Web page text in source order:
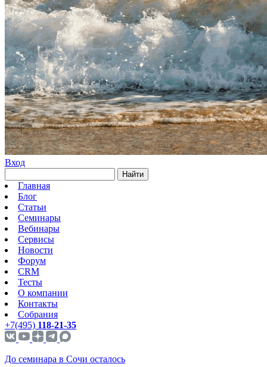
Вход
Найти
Главная
Блог
Статьи
Семинары
Вебинары
Сервисы
Новости
Форум
CRM
Тесты
О компании
Контакты
Собрания
+7(495) 118-21-35
До семинара в Сочи осталось